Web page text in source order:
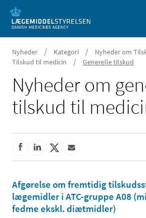
Nyheder / Kategori / Nyheder om
Tilskud til medicin / Generelle tilskud
Nyheder om
tilskud til
Afgørelse om fremtidig
lægemidler i ATC-gruppe A08
fedme ekskl. diætmidler)